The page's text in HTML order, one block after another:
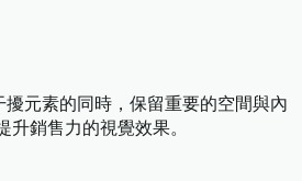
元素的同時，保留重要的空間與內
銷售力的視覺效果。